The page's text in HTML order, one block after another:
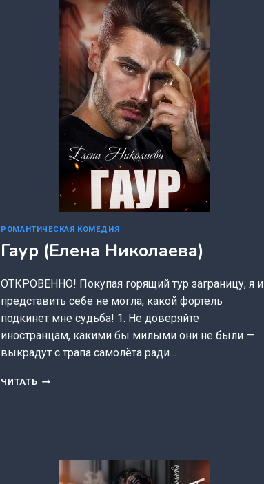
СЕМЬЮ
(ЕЛЕНА
НИКОЛАЕВА)
РОМАНТИЧЕСКАЯ КОМЕДИЯ
Гаур (Елена Николаева)
ОТКРОВЕННО! Покупая горящий тур заграницу, я и
представить себе не могла, какой фортель
подкинет мне судьба! 1. Не доверяйте
иностранцам, какими бы милыми они не были —
выкрадут с трапа самолёта ради…
ЧИТАТЬ ГАУР